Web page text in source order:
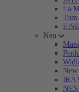
La
Tom
Neu